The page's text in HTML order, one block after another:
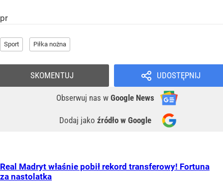
pr
Sport Piłka nożna
UDOSTĘPNIJ
Obserwuj nas w Google News
Dodaj jako źródło w Google
SKOMENTUJ
Real Madryt właśnie pobił rekord transferowy! Fortuna
za nastolatka